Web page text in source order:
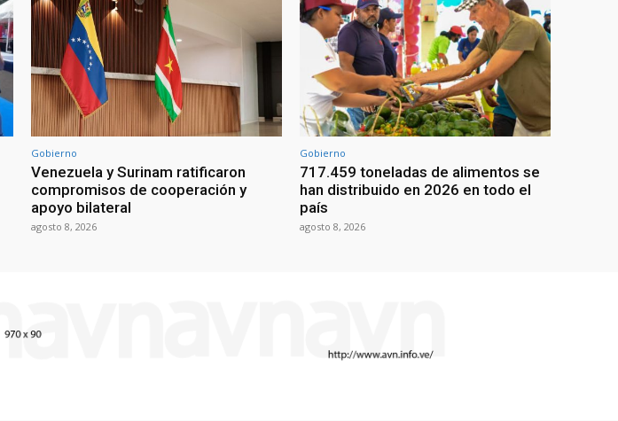
Gobierno
Venezuela y Surinam ratificaron
compromisos de cooperación y
apoyo bilateral
agosto 8, 2026
Gobierno
717.459 toneladas de alimentos se
han distribuido en 2026 en todo el
país
agosto 8, 2026